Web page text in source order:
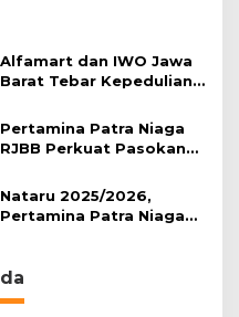
Alfamart dan IWO Jawa
Barat Tebar Kepedulian
Pertamina Patra Niaga
RJBB Perkuat Pasokan
Nataru 2025/2026,
Pertamina Patra Niaga